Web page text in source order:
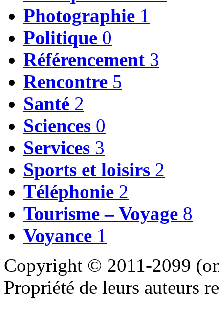
Photographie 1
Politique 0
Référencement 3
Rencontre 5
Santé 2
Sciences 0
Services 3
Sports et loisirs 2
Téléphonie 2
Tourisme – Voyage 8
Voyance 1
Copyright © 2011-2099
Propriété de leurs auteurs